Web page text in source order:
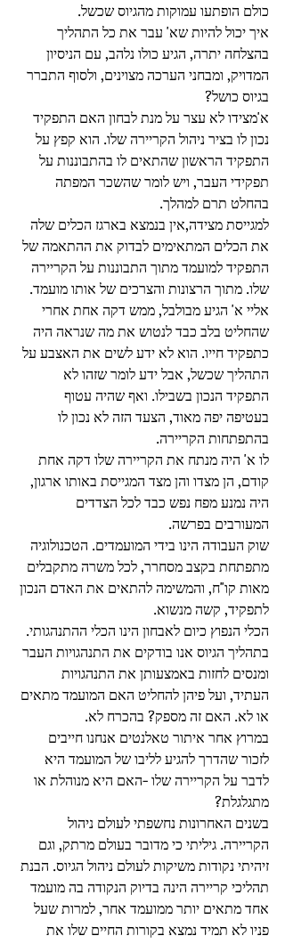
כולם הופתעו עמוקות מהגיוס שכשל.
איך יכול להיות שא' עבר את כל התהליך
בהצלחה יתרה, הגיע כולו נלהב, עם הניסיון
המדויק, ומבחני הערכה מצוינים, ולסוף התברר
בגיוס כושל?
א'מצידו לא עצר על מנת לבחון האם התפקיד
נכון לו בציר ניהול הקריירה שלו. הוא קפץ על
התפקיד הראשון שהתאים לו בהתבוננות על
תפקידי העבר, ויש לומר שהשכר המפתה
בהחלט תרם למהלך.
למגייסת מצידה,אין בנמצא בארגז הכלים שלה
את הכלים המתאימים לבדוק את ההתאמה של
התפקיד למועמד מתוך התבוננות על הקריירה
שלו. מתוך הרצונות והצרכים של אותו מועמד.
אליי א' הגיע מבולבל, ממש דקה אחת אחרי
שהחליט בלב כבד לנטוש את מה שנראה היה
כתפקיד חייו. הוא לא ידע לשים את האצבע על
התהליך שכשל, אבל ידע לומר שזהו לא
התפקיד הנכון בשבילו. ואף שהיה עטוף
בעטיפה יפה מאוד, הצעד הזה לא נכון לו
בהתפתחות הקריירה.
לו א' היה מנתח את הקריירה שלו דקה אחת
קודם, הן מצדו והן מצד המגייסת באותו ארגון,
היה נמנע מפח נפש כבד לכל הצדדים
המעורבים בפרשה.
שוק העבודה הינו בידי המועמדים. הטכנולוגיה
מתפתחת בקצב מסחרר, לכל משרה מתקבלים
מאות קו"ח, והמשימה להתאים את האדם הנכון
לתפקיד, קשה מנשוא.
הכלי הנפוץ כיום לאבחון הינו הכלי ההתנהגותי.
בתהליך הגיוס אנו בודקים את התנהגויות העבר
ומנסים לחזות באמצעותן את התנהגויות
העתיד, ועל פיהן להחליט האם המועמד מתאים
או לא. האם זה מספק? בהכרח לא.
במרוץ אחר איתור טאלנטים אנחנו חייבים
לזכור שהדרך להגיע לליבו של המועמד היא
לדבר על הקריירה שלו -האם היא מנוהלת או
מתגלגלת?
בשנים האחרונות נחשפתי לעולם ניהול
הקריירה. גיליתי כי מדובר בעולם מרתק, וגם
זיהיתי נקודות משיקות לעולם ניהול הגיוס. הבנת
תהליכי קריירה הינה בדיוק הנקודה בה מועמד
אחד מתאים יותר ממועמד אחר, למרות שעל
פניו לא תמיד נמצא בקורות החיים שלו את